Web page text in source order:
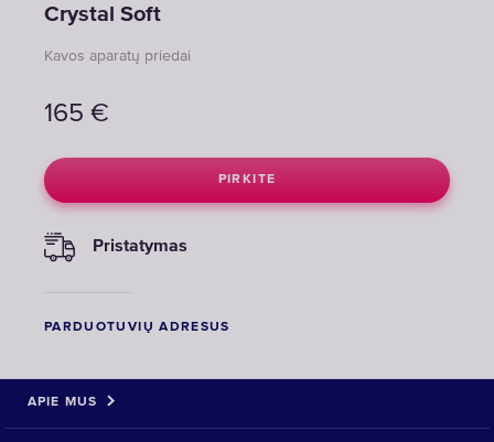
Crystal Soft
Kavos aparatų priedai
165 €
PIRKITE
Pristatymas
PARDUOTUVIŲ ADRESUS
APIE MUS